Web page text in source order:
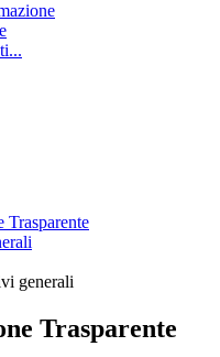
Trasparente
generali
Trasparente